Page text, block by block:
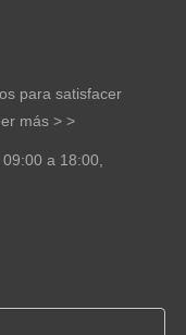
para satisfacer
más > >
a 18:00,